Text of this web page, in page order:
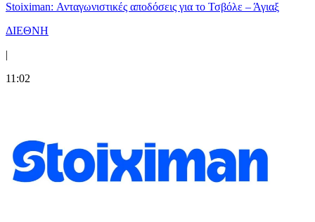
Stoiximan: Ανταγωνιστικές αποδόσεις για το Τσβόλε – Άγιαξ
ΔΙΕΘΝΗ
|
11:02